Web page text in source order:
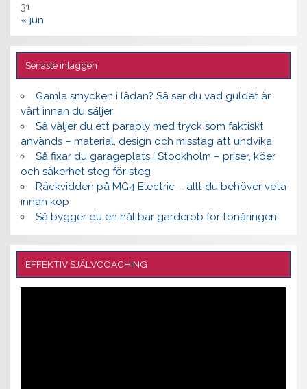
31
« jun
Senaste inläggen
Gamla smycken i lådan? Så ser du vad guldet är
värt innan du säljer
Så väljer du ett paraply med tryck som faktiskt
används – material, design och misstag att undvika
Så fixar du garageplats i Stockholm – priser, köer
och säkerhet steg för steg
Räckvidden på MG4 Electric – allt du behöver veta
innan köp
Så bygger du en hållbar garderob för tonåringen
EFFEKTIV SJÄLVCOACHING